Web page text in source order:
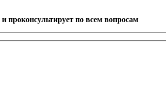
и проконсультирует по всем вопросам